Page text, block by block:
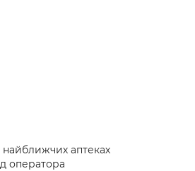
найближчих аптеках
оператора